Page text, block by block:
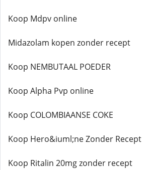
Koop Mdpv online
Midazolam kopen zonder recept
Koop NEMBUTAAL POEDER
Koop Alpha Pvp online
Koop COLOMBIAANSE COKE
Koop Hero&iuml;ne Zonder Recept
Koop Ritalin 20mg zonder recept